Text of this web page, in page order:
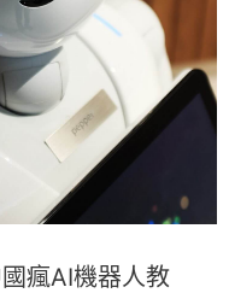
瘋AI機器人教